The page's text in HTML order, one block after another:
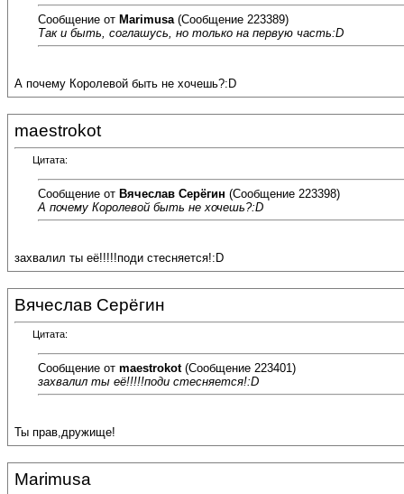
Сообщение от Marimusa (Сообщение 223389)
Так и быть, соглашусь, но только на первую часть:D
А почему Королевой быть не хочешь?:D
maestrokot
Цитата:
Сообщение от Вячеслав Серёгин (Сообщение 223398)
А почему Королевой быть не хочешь?:D
захвалил ты её!!!!!поди стесняется!:D
Вячеслав Серёгин
Цитата:
Сообщение от maestrokot(Сообщение 223401)
захвалил ты её!!!!!поди стесняется!:D
Ты прав,дружище!
Marimusa